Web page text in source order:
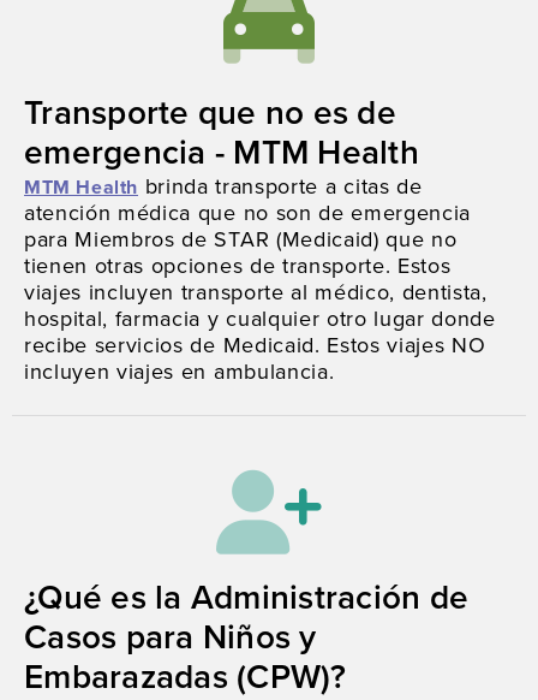
Transporte que no es de
emergencia - MTM Health
MTM Health brinda transporte a citas de
atención médica que no son de emergencia
para Miembros de STAR (Medicaid) que no
tienen otras opciones de transporte. Estos
viajes incluyen transporte al médico, dentista,
hospital, farmacia y cualquier otro lugar donde
recibe servicios de Medicaid. Estos viajes NO
incluyen viajes en ambulancia.
¿Qué es la Administración de
Casos para Niños y
Embarazadas (CPW)?